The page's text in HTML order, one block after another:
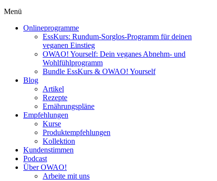
Menü
Onlineprogramme
EssKurs: Rundum-Sorglos-Programm für deinen
veganen Einstieg
OWAO! Yourself: Dein veganes Abnehm- und
Wohlfühlprogramm
Bundle EssKurs & OWAO! Yourself
Blog
Artikel
Rezepte
Ernährungspläne
Empfehlungen
Kurse
Produktempfehlungen
Kollektion
Kundenstimmen
Podcast
Über OWAO!
Arbeite mit uns